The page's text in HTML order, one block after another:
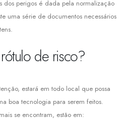
dos perigos é dada pela normalização
uma série de documentos necessários
de risco?
estará em todo local que possa
boa tecnologia para serem feitos.
se encontram, estão em: